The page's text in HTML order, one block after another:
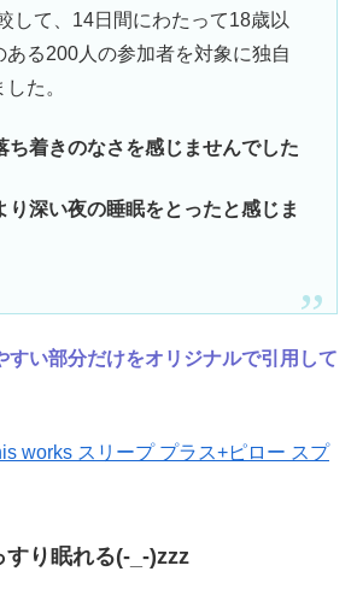
して、14日間にわたって18歳以
ある200人の参加者を対象に独自
た。
ち着きのなさを感じませんでした
り深い夜の睡眠をとったと感じま
すい部分だけをオリジナルで引用して
works スリープ プラス+ピロー スプ
すり眠れる(-_-)zzz